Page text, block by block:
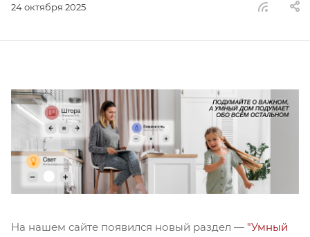
24 октября 2025
На нашем сайте появился новый раздел — "Умный